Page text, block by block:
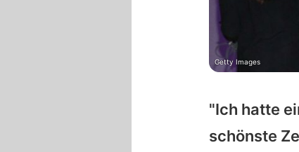
"Ich hatte
schönste
Getty Images